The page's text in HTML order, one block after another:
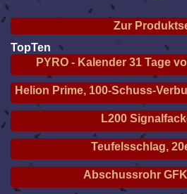
Zur
TopTen
PYRO - Kalender 31 Tage
Helion Prime, 100-Schuss-
L200
Teufelsschlag,
Abschussrohr